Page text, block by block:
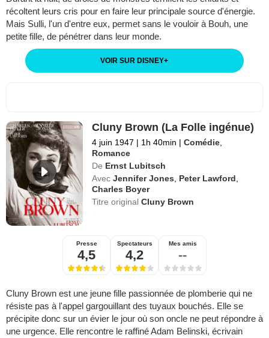
récoltent leurs cris pour en faire leur principale source d'énergie.
Mais Sulli, l'un d'entre eux, permet sans le vouloir à Bouh, une
petite fille, de pénétrer dans leur monde.
VOIR SUR DISNEY+
Cluny Brown (La Folle ingénue)
4 juin 1947 | 1h 40min | Comédie
Romance
De Ernst Lubitsch
Avec Jennifer Jones Peter Lawford
Charles Boyer
Titre originalCluny Brown
Presse
4,5
Spectateurs
4,2
Mes amis
--
Cluny Brown est une jeune fille passionnée de plomberie qui ne
résiste pas à l'appel gargouillant des tuyaux bouchés. Elle se
précipite donc sur un évier le jour où son oncle ne peut répondre à
une urgence. Elle rencontre le raffiné Adam Belinski, écrivain